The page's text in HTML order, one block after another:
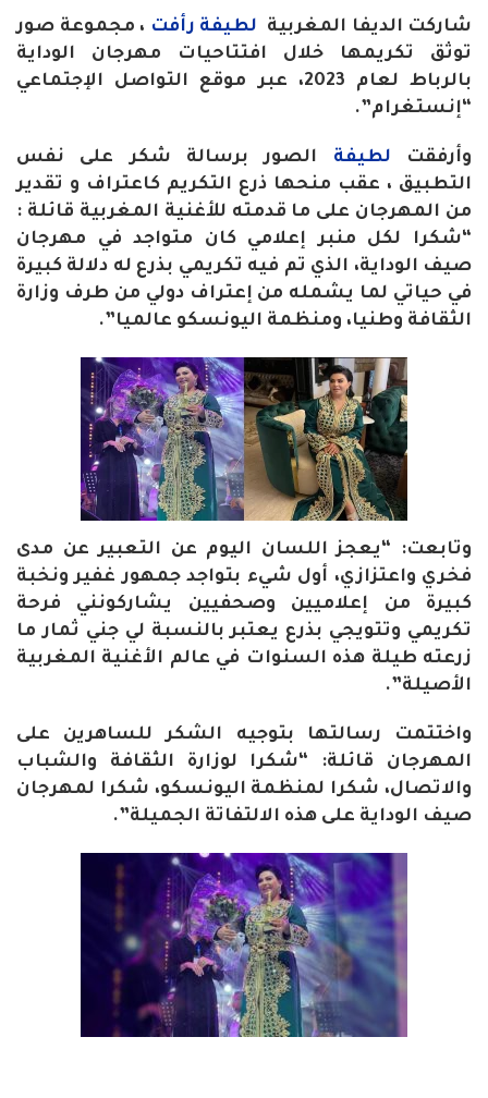
شاركت الديفا المغربية لطيفة رأفت ، مجموعة صور
توثق تكريمها خلال افتتاحيات مهرجان الوداية
بالرباط لعام 2023، عبر موقع التواصل الإجتماعي
“إنستغرام”.
وأرفقت لطيفة الصور برسالة شكر على نفس
التطبيق ، عقب منحها ذرع التكريم كاعتراف و تقدير
من المهرجان على ما قدمته للأغنية المغربية قائلة :
“شكرا لكل منبر إعلامي كان متواجد في مهرجان
صيف الوداية، الذي تم فيه تكريمي بذرع له دلالة كبيرة
في حياتي لما يشمله من إعتراف دولي من طرف وزارة
الثقافة وطنيا، ومنظمة اليونسكو عالميا”.
وتابعت: “يعجز اللسان اليوم عن التعبير عن مدى
فخري واعتزازي، أول شيء بتواجد جمهور غفير ونخبة
كبيرة من إعلاميين وصحفيين يشاركونني فرحة
تكريمي وتتويجي بذرع يعتبر بالنسبة لي جني ثمار ما
زرعته طيلة هذه السنوات في عالم الأغنية المغربية
الأصيلة”.
واختتمت رسالتها بتوجيه الشكر للساهرين على
المهرجان قائلة: “شكرا لوزارة الثقافة والشباب
والاتصال، شكرا لمنظمة اليونسكو، شكرا لمهرجان
صيف الوداية على هذه الالتفاتة الجميلة”.